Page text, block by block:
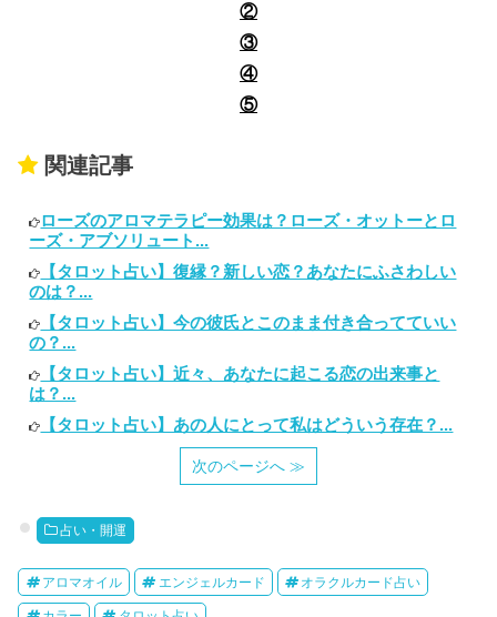
②
③
④
⑤
関連記事
ローズのアロマテラピー効果は？ローズ・オットーとロ
ーズ・アブソリュート...
【タロット占い】復縁？新しい恋？あなたにふさわしい
のは？...
【タロット占い】今の彼氏とこのまま付き合ってていい
の？...
【タロット占い】近々、あなたに起こる恋の出来事と
は？...
【タロット占い】あの人にとって私はどういう存在？...
次のページへ ≫
占い・開運
アロマオイル エンジェルカード オラクルカード占い